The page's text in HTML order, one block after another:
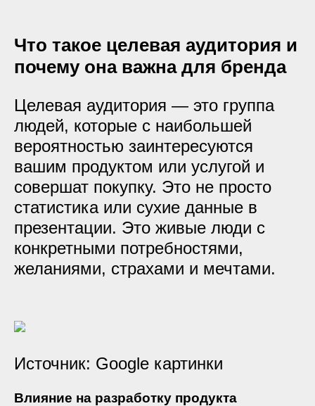
Что такое целевая аудитория и
почему она важна для бренда
Целевая аудитория — это группа
людей, которые с наибольшей
вероятностью заинтересуются
вашим продуктом или услугой и
совершат покупку. Это не просто
статистика или сухие данные в
презентации. Это живые люди с
конкретными потребностями,
желаниями, страхами и мечтами.
Источник: Google картинки
Влияние на разработку продукта